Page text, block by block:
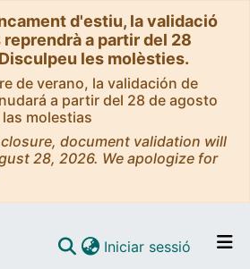
d'estiu, la validació
a partir del 28
les molèsties.
de verano, la validación de
a partir del 28 de agosto
molestias
document validation will
28, 2026. We apologize for
Iniciar sessió (current)